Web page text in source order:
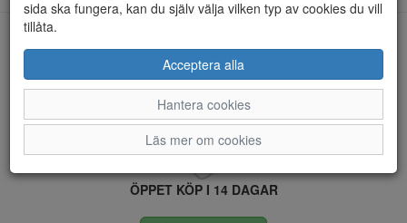
LEVERANS INOM 4 DAGAR INOM SVERIGE
FRI FRAKT VID KÖP ÖVER 1.500 KR
ÖPPET KÖP I 14 DAGAR
sida ska fungera, kan du själv välja vilken typ av cookies du vill
tillåta.
Acceptera alla
Hantera cookies
Läs mer om cookies